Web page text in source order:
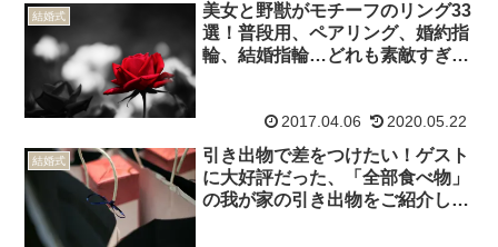
結婚式
美女と野獣がモチーフのリング33
選！普段用、ペアリング、婚約指
輪、結婚指輪…どれも素敵すぎ
2017.04.06 2020.05.22
結婚式
引き出物で差をつけたい！ゲスト
に大好評だった、「全部食べ物」
の我が家の引き出物をご紹介しま